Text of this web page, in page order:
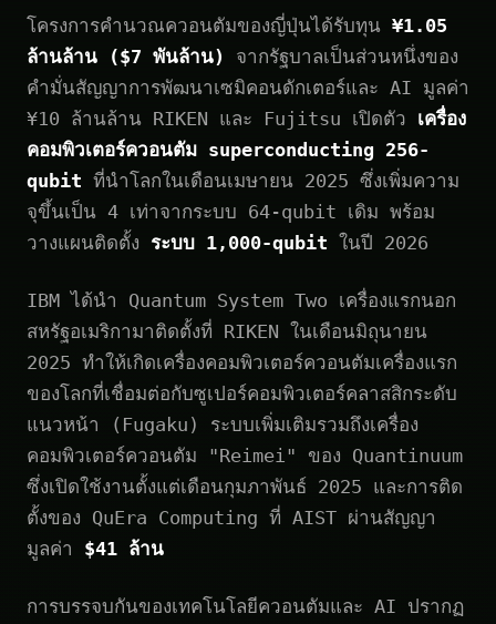
โครงการคำนวณควอนตัมของญี่ปุ่นได้รับทุน ¥1.05
ล้านล้าน ($7 พันล้าน)
จากรัฐบาลเป็นส่วนหนึ่งของ
คำมั่นสัญญาการพัฒนาเซมิคอนดักเตอร์และ AI มูลค่า
¥10 ล้านล้าน RIKEN และ Fujitsu เปิดตัว เครื่อง
คอมพิวเตอร์ควอนตัม superconducting 256-
qubit ที่นำโลกในเดือนเมษายน 2025 ซึ่งเพิ่มความ
จุขึ้นเป็น 4 เท่าจากระบบ 64-qubit เดิม พร้อม
วางแผนติดตั้ง ระบบ 1,000-qubit ในปี 2026
IBM ได้นำ Quantum System Two เครื่องแรกนอก
สหรัฐอเมริกามาติดตั้งที่ RIKEN ในเดือนมิถุนายน
2025 ทำให้เกิดเครื่องคอมพิวเตอร์ควอนตัมเครื่องแรก
ของโลกที่เชื่อมต่อกับซูเปอร์คอมพิวเตอร์คลาสสิกระดับ
แนวหน้า (Fugaku) ระบบเพิ่มเติมรวมถึงเครื่อง
คอมพิวเตอร์ควอนตัม "Reimei" ของ Quantinuum
ซึ่งเปิดใช้งานตั้งแต่เดือนกุมภาพันธ์ 2025 และการติด
ตั้งของ QuEra Computing ที่ AIST ผ่านสัญญา
มูลค่า $41 ล้าน
การบรรจบกันของเทคโนโลยีควอนตัมและ AI ปรากฏ